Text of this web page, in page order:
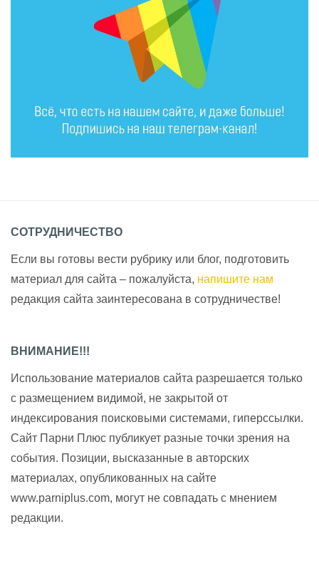
СОТРУДНИЧЕСТВО
Если вы готовы вести рубрику или блог, подготовить
материал для сайта – пожалуйста, напишите нам
редакция сайта заинтересована в сотрудничестве!
ВНИМАНИЕ!!!
Использование материалов сайта разрешается только
с размещением видимой, не закрытой от
индексирования поисковыми системами, гиперссылки.
Сайт Парни Плюс публикует разные точки зрения на
события. Позиции, высказанные в авторских
материалах, опубликованных на сайте
www.parniplus.com, могут не совпадать с мнением
редакции.